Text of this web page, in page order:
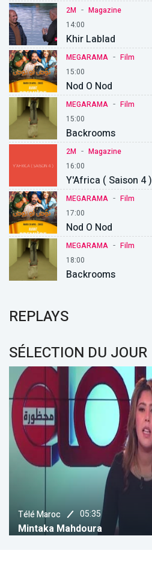
2M - Magazine
14:00
Khir Lablad
MEGARAMA - Film
15:00
Nod O Nod
MEGARAMA - Film
15:00
Backrooms
2M - Magazine
16:00
Y'Africa ( Saison 4 )
MEGARAMA - Film
17:00
Nod O Nod
MEGARAMA - Film
18:00
Backrooms
REPLAYS
SÉLECTION DU JOUR
Maroc 05:35
Mahdoura